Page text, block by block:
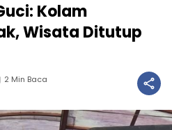
Kolam
Wisata Ditutup
2 Min Baca